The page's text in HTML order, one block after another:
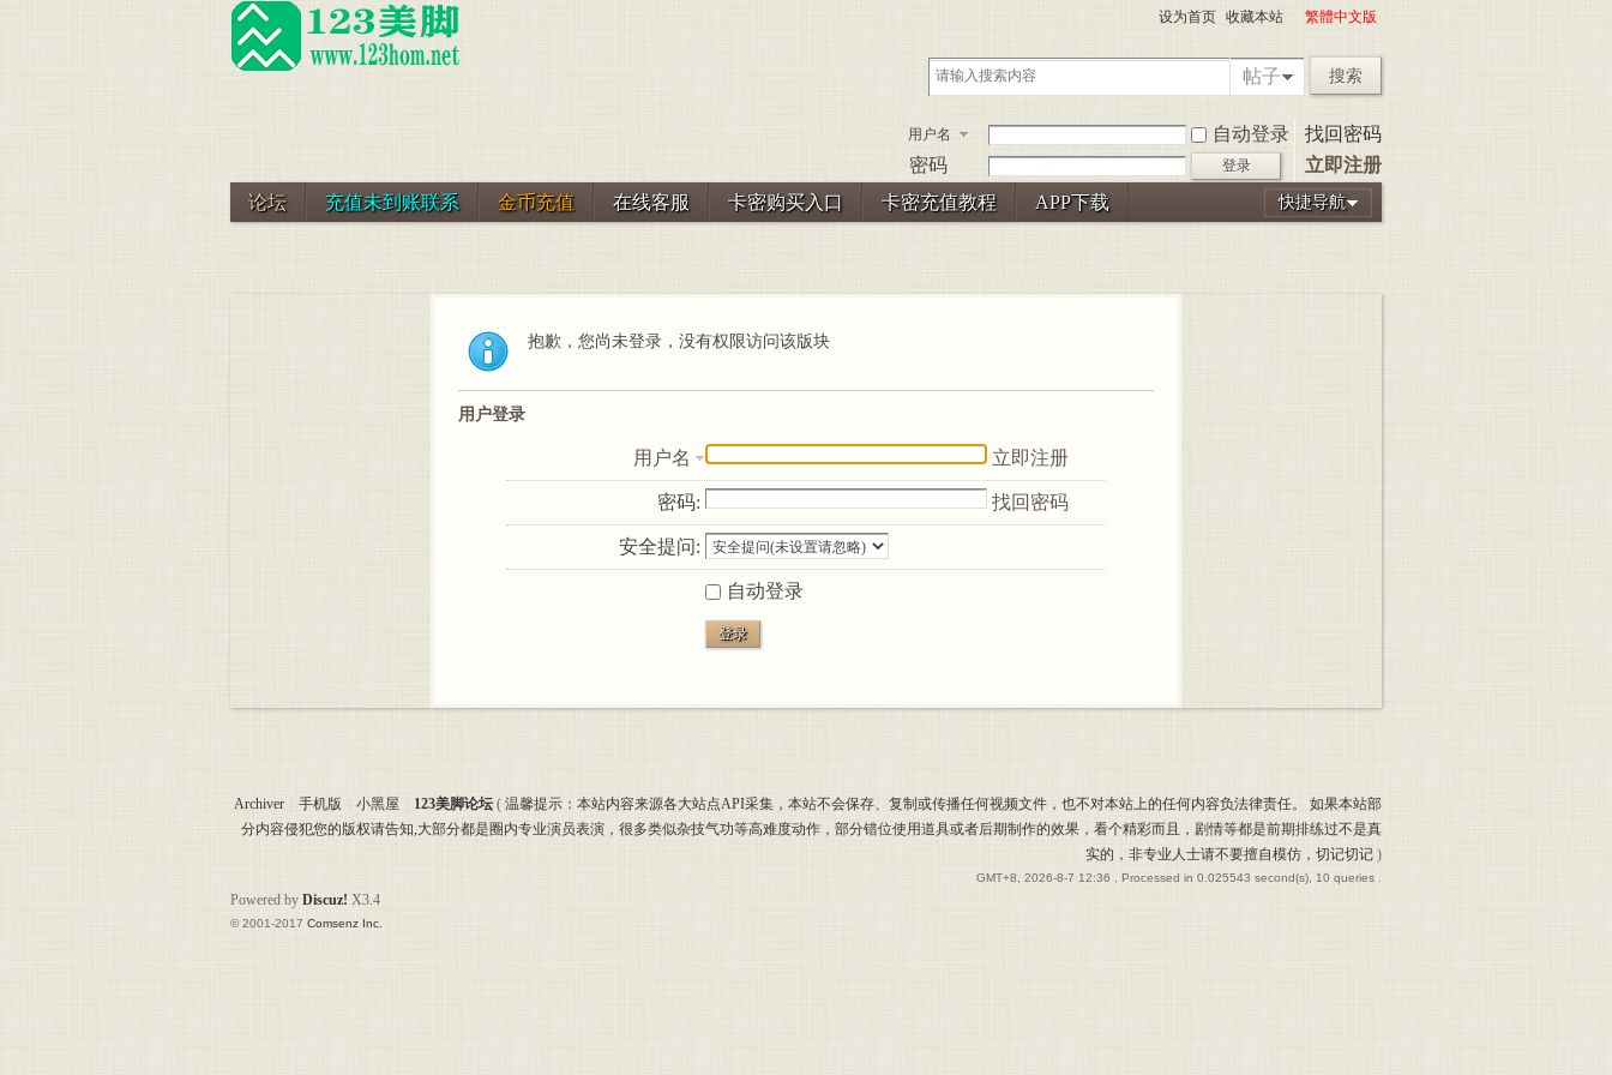
设为首页 收藏本站 繁體中文版
帖子 搜索
用户名 自动登录
找回密码
密码
登录 立即注册
快捷导航
论坛 充值未到账联系 金币充值 在线客服 卡密购买入口 卡密充值教程 APP下载
抱歉，您尚未登录，没有权限访问该版块
用户登录
用户名 立即注册
密码: 找回密码
安全提问:
自动登录
登录
Archiver 手机版 小黑屋 123美脚论坛 ( 温馨提示：本站内容来源各大站点API采集，本站不会保存、复制或传播任何视频文件，也不对本站上的任何内容负法律责任。 如果本站部
分内容侵犯您的版权请告知,大部分都是圈内专业演员表演，很多类似杂技气功等高难度动作，部分错位使用道具或者后期制作的效果，看个精彩而且，剧情等都是前期排练过不是真
实的，非专业人士请不要擅自模仿，切记切记 )
GMT+8, 2026-8-7 12:36 , Processed in 0.025543 second(s), 10 queries .
Powered by Discuz! X3.4
© 2001-2017 Comsenz Inc.